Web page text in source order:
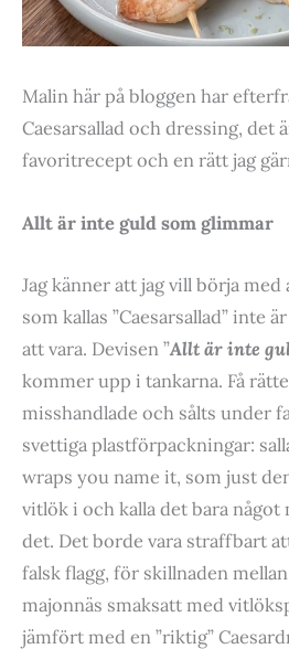
Malin här på bloggen har
Caesarsallad och dressing, det
favoritrecept och en rätt jag
Allt är inte guld som glimmar
Jag känner att jag vill börja
som kallas ”Caesarsallad” inte
att vara. Devisen ”Allt är inte
kommer upp i tankarna. Få
misshandlade och sålts under
svettiga plastförpackningar:
wraps you name it, som just
vitlök i och kalla det bara något
det. Det borde vara straffbart
falsk flagg, för skillnaden
majonnäs smaksatt med
jämfört med en ”riktig”